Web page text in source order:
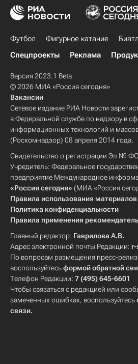
Футбол Фигурное катание
Спецпроекты
Реклама
Версия 2023.1 Beta
© 2026 МИА «Россия сегодня»
Вакансии
Сетевое издание РИА Новости
в Федеральной службе по надзору в
информационных технологий и
(Роскомнадзор) 08 апреля 2014 года.
Свидетельство о регистрации Эл №
Учредитель: Федеральное
предприятие Международное
«Россия сегодня» (МИА «Россия
Правила использования материалов
Политика конфиденциальности
Правила применения
Главный редактор: Гаврилова А.В.
Адрес электронной почты Редакции:
По вопросам размещения пресс-
воспользуйтесьформой обратной
Телефон Редакции: 7 (495) 645-6601
Чтобы связаться с редакцией или
замеченных ошибках, воспользуйтесь
связи.